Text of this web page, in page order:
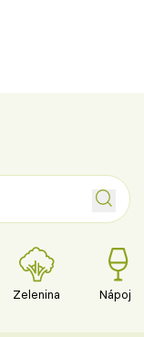
Zelenina Nápoje